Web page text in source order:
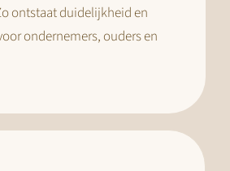
ontstaat duidelijkheid en
ondernemers, ouders en